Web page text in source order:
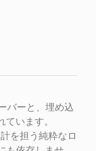
バーと、埋め込
います。
を担う純粋なロ